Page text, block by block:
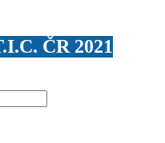
ČR 2021